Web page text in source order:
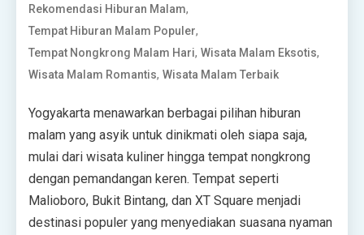
Rekomendasi Hiburan Malam,
Tempat Hiburan Malam Populer,
Tempat Nongkrong Malam Hari,Wisata Malam Eksotis,
Wisata Malam Romantis,Wisata Malam Terbaik
Yogyakarta menawarkan berbagai pilihan hiburan
malam yang asyik untuk dinikmati oleh siapa saja,
mulai dari wisata kuliner hingga tempat nongkrong
dengan pemandangan keren. Tempat seperti
Malioboro, Bukit Bintang, dan XT Square menjadi
destinasi populer yang menyediakan suasana nyaman